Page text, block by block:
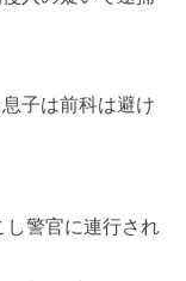
子は前科は避け
し警官に連行され